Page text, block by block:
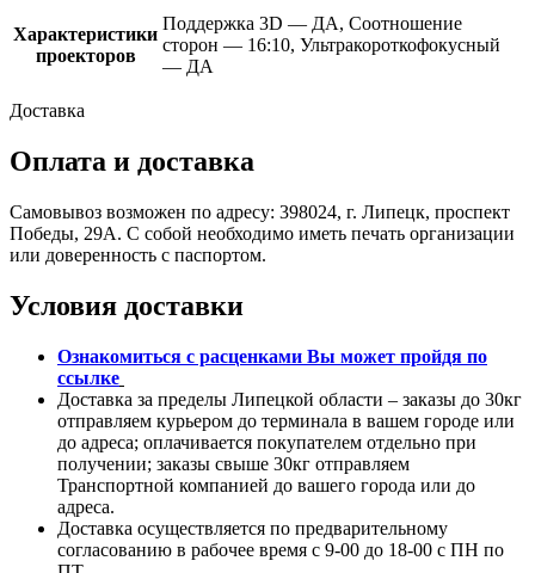
Характеристики
проекторов
Поддержка 3D — ДА, Соотношение
сторон — 16:10, Ультракороткофокусный
— ДА
Доставка
Оплата и доставка
Самовывоз возможен по адресу: 398024, г. Липецк, проспект
Победы, 29А. С собой необходимо иметь печать организации
или доверенность с паспортом.
Условия доставки
Ознакомиться с расценками Вы может пройдя по
ссылке
Доставка за пределы Липецкой области – заказы до 30кг
отправляем курьером до терминала в вашем городе или
до адреса; оплачивается покупателем отдельно при
получении; заказы свыше 30кг отправляем
Транспортной компанией до вашего города или до
адреса.
Доставка осуществляется по предварительному
согласованию в рабочее время с 9-00 до 18-00 с ПН по